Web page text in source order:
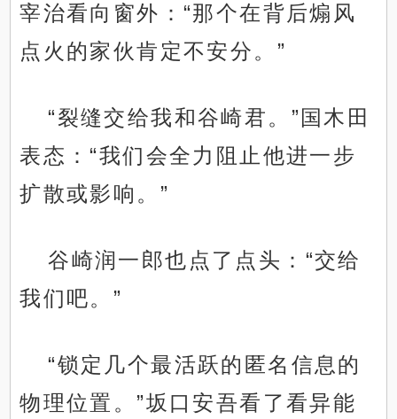
宰治看向窗外：“那个在背后煽风
点火的家伙肯定不安分。”
“裂缝交给我和谷崎君。”国木田
表态：“我们会全力阻止他进一步
扩散或影响。”
谷崎润一郎也点了点头：“交给
我们吧。”
“锁定几个最活跃的匿名信息的
物理位置。”坂口安吾看了看异能